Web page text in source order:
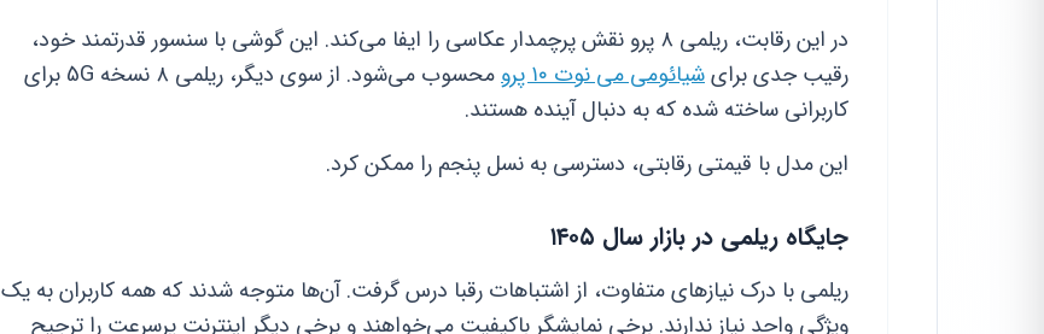
در این رقابت، ریلمی ۸ پرو نقش پرچمدار عکاسی را ایفا می‌کند. این گوشی با سنسور قدرتمند خود،
رقیب جدی برایشیائومی می نوت ۱۰ پرو
محسوب می‌شود. از سوی دیگر، ریلمی ۸ نسخه 5G برای
کاربرانی ساخته شده که به دنبال آینده هستند.
این مدل با قیمتی رقابتی، دسترسی به نسل پنجم را ممکن کرد.
جایگاه ریلمی در بازار سال ۱۴۰۵
ریلمی با درک نیازهای متفاوت، از اشتباهات رقبا درس گرفت. آن‌ها متوجه شدند که همه کاربران به یک
ویژگی واحد نیاز ندارند. برخی نمایشگر باکیفیت می‌خواهند و برخی دیگر اینترنت پرسرعت را ترجیح